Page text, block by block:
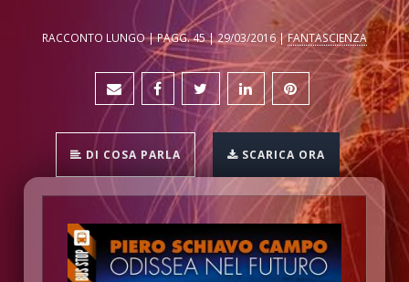
RACCONTO LUNGO | PAGG. 45 | 29/03/2016 |FANTASCIENZA
DI COSA PARLA SCARICA ORA